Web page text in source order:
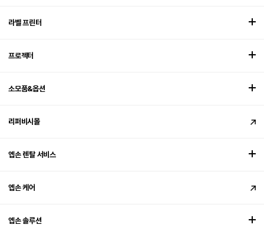
라벨 프린터
프로젝터
소모품&옵션
리퍼비시몰
엡손 렌탈 서비스
엡손 케어
엡손 솔루션